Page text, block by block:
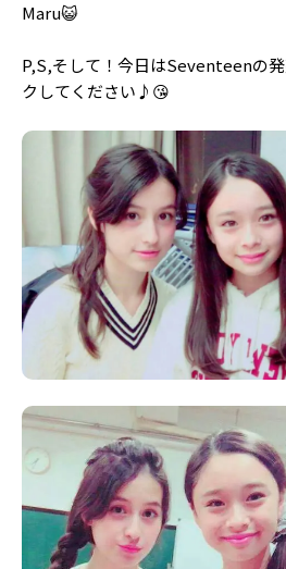
新規会員登録・ログイン
Maru😺
P,S,そして！今日はSeventeenの
クしてください♪😘